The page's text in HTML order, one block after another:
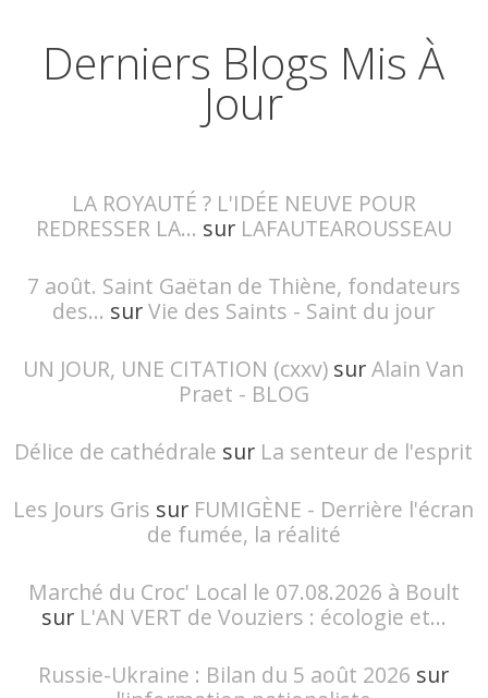
Derniers Blogs Mis À
Jour
LA ROYAUTÉ ? L'IDÉE NEUVE POUR
REDRESSER LA... sur LAFAUTEAROUSSEAU
7 août. Saint Gaëtan de Thiène, fondateurs
des... surVie des Saints - Saint du jour
UN JOUR, UNE CITATION (cxxv) surAlain Van
Praet - BLOG
Délice de cathédrale sur La senteur de l'esprit
Les Jours Gris sur FUMIGÈNE - Derrière l'écran
de fumée, la réalité
Marché du Croc' Local le 07.08.2026 à Boult
sur L'AN VERT de Vouziers : écologie et...
Russie-Ukraine : Bilan du 5 août 2026 sur